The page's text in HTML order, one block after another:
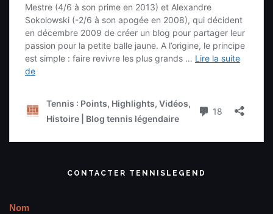
CONTACTER TENNISLEGEND
Nom